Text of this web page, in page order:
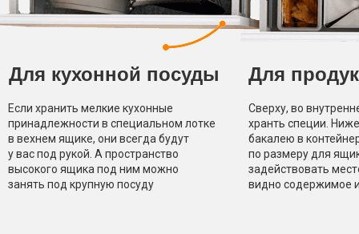
Для
Если хранить мелкие кухонные
принадлежности в специальном лотке
в вехнем ящике, они всегда будут
у вас под рукой. А пространство
высокого ящика под ним можно
занять под крупную посуду
Сверху, во
хранть специи.
бакалею в
по размеру для
задействовать
видно содержимое
Для кухонной посуды